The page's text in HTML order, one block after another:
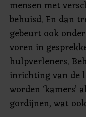
mensen met
behuisd. En dan
gebeurt ook
voren in
hulpverleners.
inrichting van de
worden ‘kamers’
gordijnen, wat